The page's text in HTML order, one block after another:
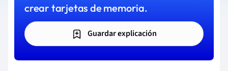
crear tarjetas de memoria.
Guardar explicación